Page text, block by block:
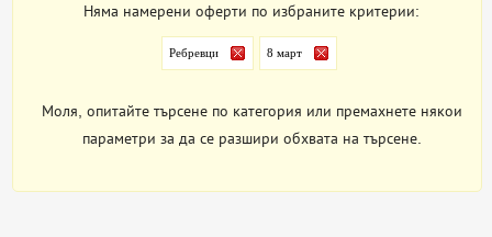
Няма намерени оферти по избраните критерии:
Ребревци 8 март
Моля, опитайте търсене по категория или премахнете някои
параметри за да се разшири обхвата на търсене.